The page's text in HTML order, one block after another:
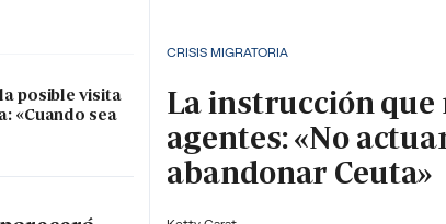
posible visita
«Cuando sea
CRISIS MIGRATORIA
La instrucción
agentes: «No
abandonar Ceuta»